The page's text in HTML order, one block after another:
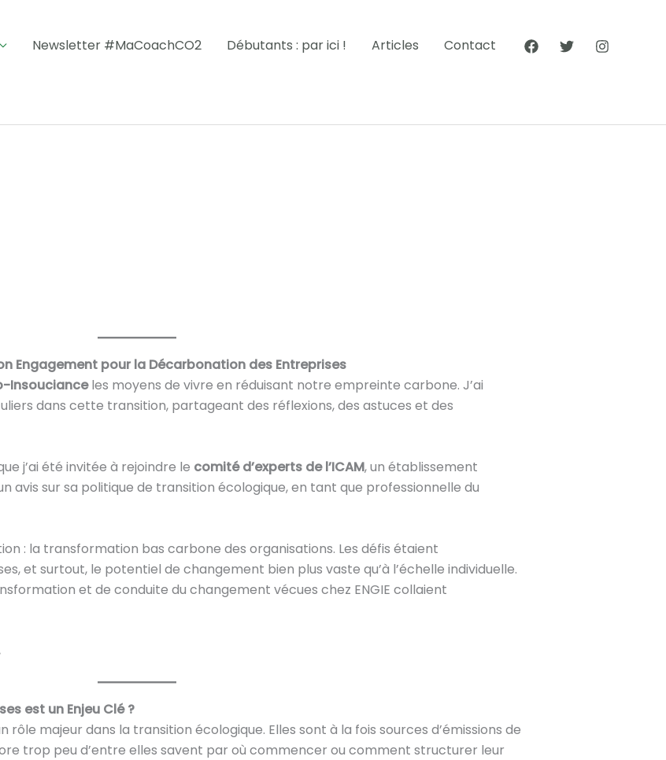
Newsletter #MaCoachCO2 Débutants : par ici ! Articles Contact
Engagement pour la Décarbonation des Entreprises
Insoucianceles moyens de vivre en réduisant notre empreinte carbone. J’ai
dans cette transition, partageant des réflexions, des astuces et des
j’ai été invitée à rejoindre le comité d’experts de l’ICAM, un établissement
avis sur sa politique de transition écologique, en tant que professionnelle du
: la transformation bas carbone des organisations. Les défis étaient
et surtout, le potentiel de changement bien plus vaste qu’à l’échelle individuelle.
et de conduite du changement vécues chez ENGIE collaient
est un Enjeu Clé ?
majeur dans la transition écologique. Elles sont à la fois sources d’émissions de
trop peu d’entre elles savent par où commencer ou comment structurer leur